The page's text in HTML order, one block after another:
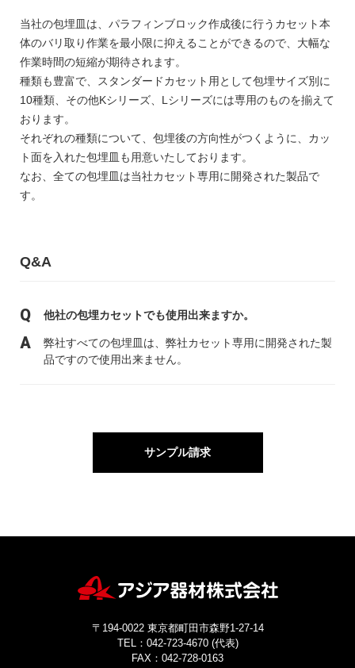
当社の包埋皿は、パラフィンブロック作成後に行うカセット本
体のバリ取り作業を最小限に抑えることができるので、大幅な
作業時間の短縮が期待されます。
種類も豊富で、スタンダードカセット用として包埋サイズ別に
10種類、その他Kシリーズ、Lシリーズには専用のものを揃えて
おります。
それぞれの種類について、包埋後の方向性がつくように、カッ
ト面を入れた包埋皿も用意いたしております。
なお、全ての包埋皿は当社カセット専用に開発された製品で
す。
Q&A
他社の包埋カセットでも使用出来ますか。
弊社すべての包埋皿は、弊社カセット専用に開発された製
品ですので使用出来ません。
サンプル請求
〒194-0022 東京都町田市森野1-27-14
TEL：042-723-4670 (代表)
FAX：042-728-0163